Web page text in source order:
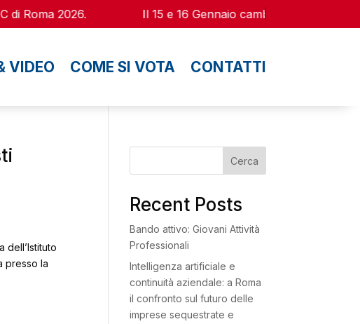
Roma 2026. Il 15 e 16 Gennaio cambia finalmente il
VIDEO COME SI VOTA CONTATTI
dell’Istituto
presso la
Cerca
Recent Posts
Bando attivo: Giovani Attività
Professionali
Intelligenza artificiale e
continuità aziendale: a Roma
il confronto sul futuro delle
imprese sequestrate e